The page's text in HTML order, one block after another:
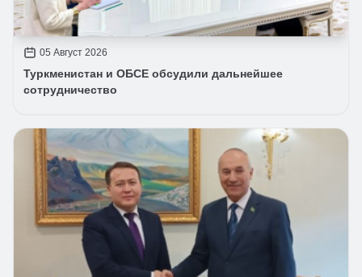
05 Август 2026
Туркменистан и ОБСЕ обсудили дальнейшее
сотрудничество